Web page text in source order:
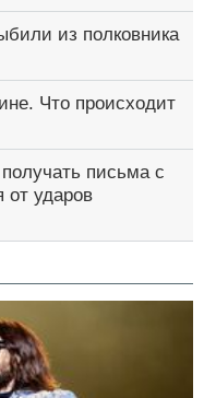
из полковника
Что происходит
письма с
от ударов